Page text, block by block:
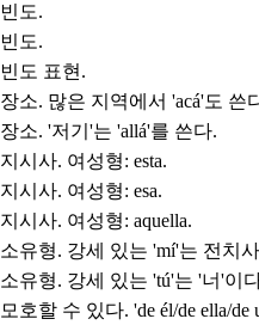
빈도.
빈도.
빈도 표현.
장소. 많은 지역에서 'acá'도 쓴
장소. '저기'는 'allá'를 쓴다.
지시사. 여성형: esta.
지시사. 여성형: esa.
지시사. 여성형: aquella.
소유형. 강세 있는 'mí'는 전치
소유형. 강세 있는 'tú'는 '너'이
모호할 수 있다. 'de él/de ella/